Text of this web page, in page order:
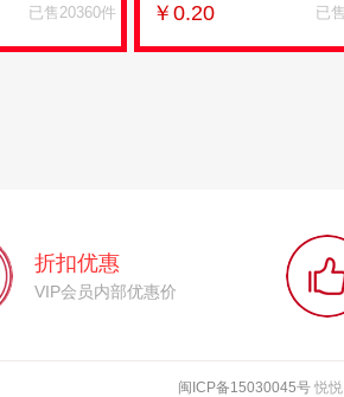
ZFB
已售20360件
开通POP3
￥0.20 已
折扣优惠
VIP会员内部优惠价
闽ICP备15030045号悦悦